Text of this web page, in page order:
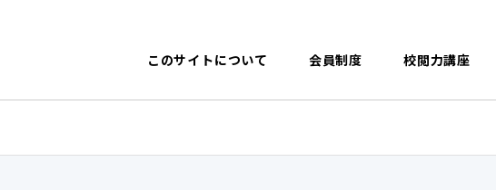
このサイトについて 会員制度 校閲力講座